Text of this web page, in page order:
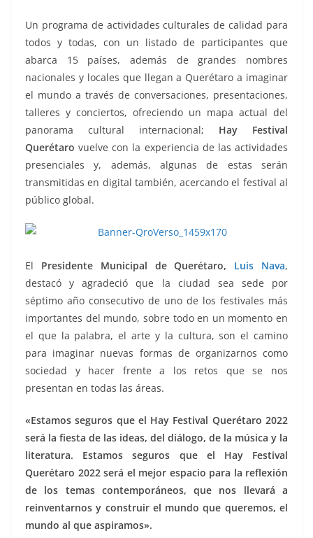
Un programa de actividades culturales de calidad para
todos y todas, con un listado de participantes que
abarca 15 países, además de grandes nombres
nacionales y locales que llegan a Querétaro a imaginar
el mundo a través de conversaciones, presentaciones,
talleres y conciertos, ofreciendo un mapa actual del
panorama cultural internacional; Hay Festival
Querétaro vuelve con la experiencia de las actividades
presenciales y, además, algunas de estas serán
transmitidas en digital también, acercando el festival al
público global.
El Presidente Municipal de Querétaro, Luis Nava,
destacó y agradeció que la ciudad sea sede por
séptimo año consecutivo de uno de los festivales más
importantes del mundo, sobre todo en un momento en
el que la palabra, el arte y la cultura, son el camino
para imaginar nuevas formas de organizarnos como
sociedad y hacer frente a los retos que se nos
presentan en todas las áreas.
«Estamos seguros que el Hay Festival Querétaro 2022
será la fiesta de las ideas, del diálogo, de la música y la
literatura. Estamos seguros que el Hay Festival
Querétaro 2022 será el mejor espacio para la reflexión
de los temas contemporáneos, que nos llevará a
reinventarnos y construir el mundo que queremos, el
mundo al que aspiramos».